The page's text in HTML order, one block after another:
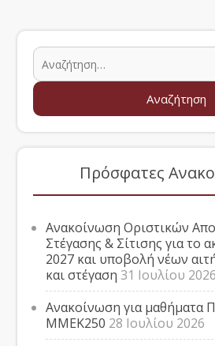
Πρόσφατες
Ανακοίνωση Οριστικών
Στέγασης & Σίτισης για το
2027 και υποβολή νέων
και στέγαση 31 Ιουλίου 2026
Ανακοίνωση για μαθήματα
ΜΜΕΚ250 28 Ιουλίου 2026